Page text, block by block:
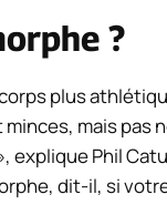
?
plus
mais pas
explique Phil
dit-il, si